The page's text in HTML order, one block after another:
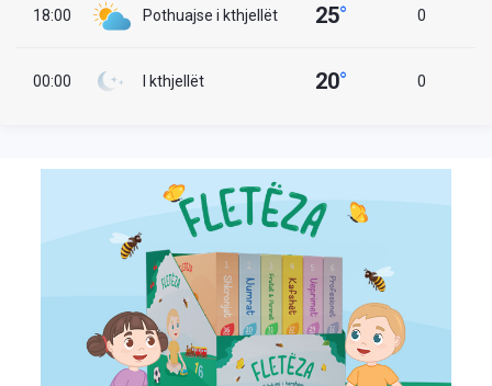
18:00 Pothuajse i kthjellët 25° 0
00:00 I kthjellët 20° 0